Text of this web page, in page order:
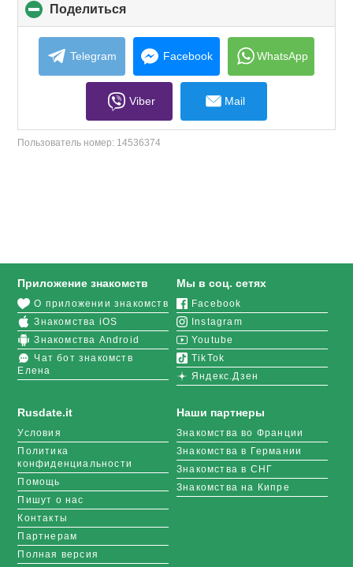
Поделиться
to
collapse
contents
Telegram Facebook WhatsApp
Viber Mail
Пользователь номер: 14536374
Rusdate.it
Условия
Политика
конфиденциальности
Помощь
Пишут о нас
Контакты
Партнерам
Полная версия
Приложение знакомств
О приложении знакомств
Знакомства iOS
Знакомства Android
Чат бот знакомств
Елена
Мы в соц. сетях
Facebook
Instagram
Youtube
TikTok
Яндекс.Дзен
Наши партнеры
Знакомства во Франции
Знакомства в Германии
Знакомства в СНГ
Знакомства на Кипре